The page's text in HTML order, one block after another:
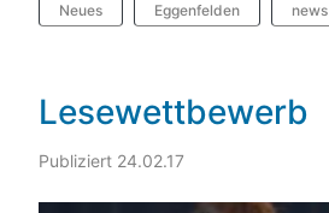
Neues Eggenfelden news
Lesewettbewerb
Publiziert 24.02.17